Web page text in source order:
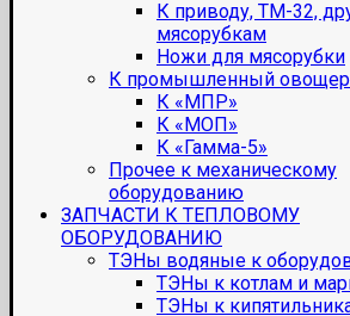
К приводу, ТМ-32,
мясорубкам
Ножи для мясорубки
К промышленный
К «МПР»
К «МОП»
К «Гамма-5»
Прочее к механическому
оборудованию
ЗАПЧАСТИ К ТЕПЛОВОМУ
ОБОРУДОВАНИЮ
ТЭНы водяные к
ТЭНы к котлам и
ТЭНы к